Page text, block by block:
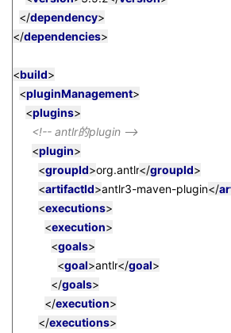
</dependency>
</dependencies>
<build>
<pluginManagement>
<plugins>
<!-- antlr的plugin -->
<plugin>
<groupId>org.antlr</groupId>
<artifactId>antlr3-maven-plugin</
<executions>
<execution>
<goals>
<goal>antlr</goal>
</goals>
</execution>
</executions>